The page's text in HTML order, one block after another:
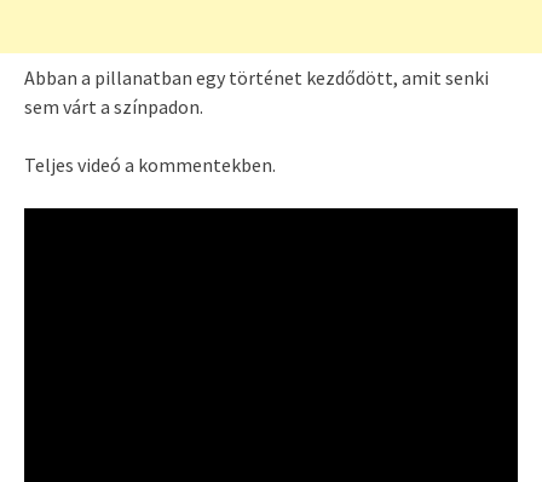
Abban a pillanatban egy történet kezdődött, amit senki
sem várt a színpadon.
Teljes videó a kommentekben.